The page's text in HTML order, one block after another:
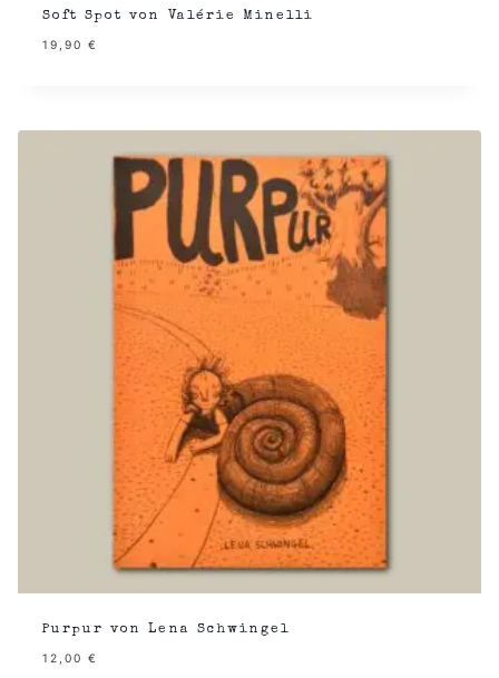
Soft Spot von Valérie Minelli
19,90€
Purpur von Lena Schwingel
12,00€